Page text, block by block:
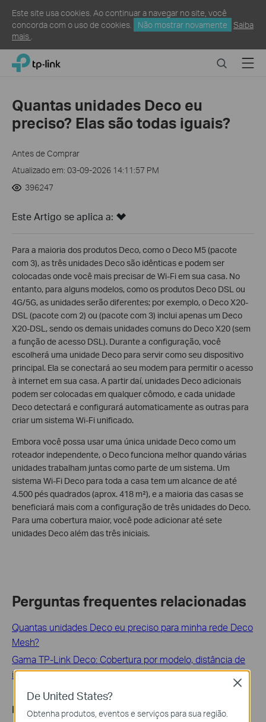
Este site usa cookies. Ao continuar a navegar no site, você
concorda com o uso de cookies.
Não mostrar novamente
Saiba
mais
Click
navigation
TP-Link, Reliably Smart SearchMenu
Quantas unidades Deco eu
preciso? Elas são todas iguais?
Antes de Comprar
Atualizado em: 03-09-2026 14:11:57 PM
396247
Este Artigo se aplica a:
Para a maioria dos produtos Deco, como o Deco M5 (pacote
com 3), as três unidades Deco são idênticas e podem ser
colocadas onde você mais precisar de Wi-Fi em sua casa. No
entanto, para alguns modelos, como os produtos Deco DSL ou
4G/5G, as unidades serão diferentes; por exemplo, o Deco X20-
DSL (pacote com 2) ou (pacote com 3) inclui apenas um Deco
X20-DSL, sendo os demais unidades comuns do Deco X20 (sem
a função de acesso DSL). Durante a configuração, você
escolherá uma unidade Deco para servir como seu dispositivo
principal. Ela se conectará ao seu modem para permitir o acesso
à internet em sua casa. A partir daí, unidades Deco adicionais
podem ser colocadas em qualquer cômodo, e cada unidade
Deco detectará e configurará automaticamente as outras para
criar um sistema Wi-Fi unificado.
Embora você possa usar uma única unidade Deco como um
roteador independente, o Deco funciona melhor quando várias
unidades trabalham juntas como parte de um sistema. Um
sistema Wi-Fi Deco para toda a casa tem um alcance de até
4.500 pés quadrados (aprox. 418 m²), e a maioria das casas se
beneficiará mais com a configuração de três unidades do Deco.
Para uma cobertura maior, você pode adicionar até sete
unidades Deco além das três iniciais.
Perguntas frequentes relacionadas
Quantas unidades Deco eu preciso para minha rede Deco
Mesh?
Gama TP-Link Deco: Cobertura por modelo, distância de
instalação e dicas para melhorar o seu Wi-Fi
Esta FAQ é útil?
De United States?
Obtenha produtos, eventos e serviços para sua região.
Close